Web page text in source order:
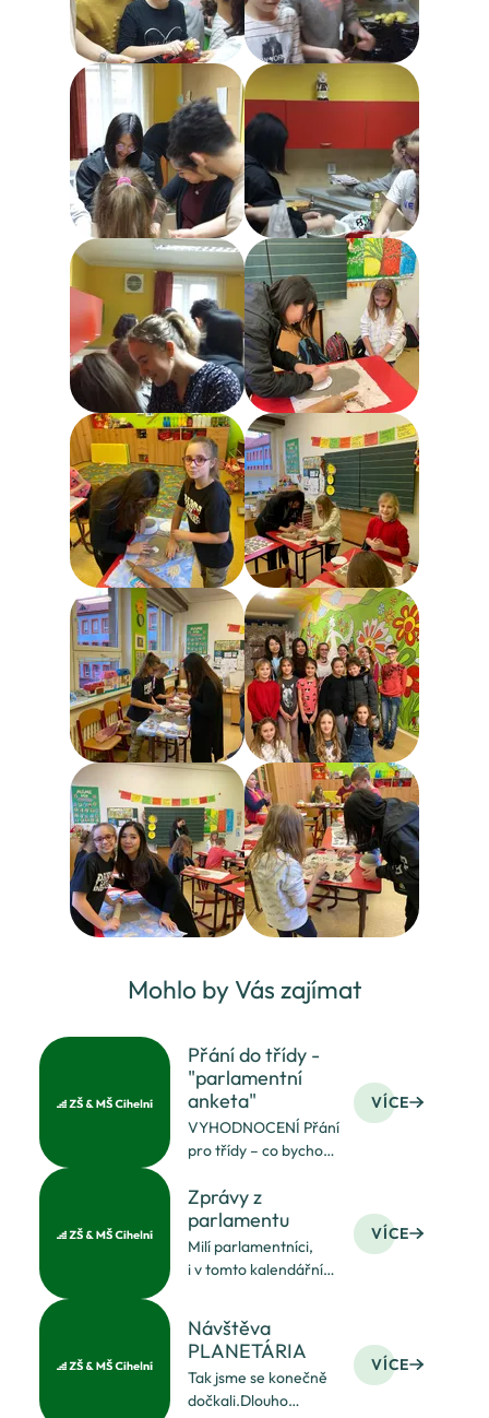
Mohlo by Vás zajímat
Přání do třídy -
"parlamentní
anketa"
VYHODNOCENÍ Přání
pro třídy – co bychom
školního parlamentu,
přáli své třídě do
nového roku? (Otázka
zadávána v prosinci)
VÍCE
Zprávy z
parlamentu
Milí parlamentníci,
i v tomto kalendářním
KAŽDOU středu po
vyučování ve školním
čtenářském klubu.
Některé chválím hned
od začátku ledna za
VÍCE
Návštěva
PLANETÁRIA
Tak jsme se konečně
dočkali.Dlouho
VÍCE